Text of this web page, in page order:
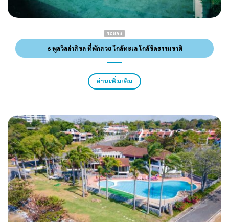
ระยอง
6 พูลวิลล่าสิชล ที่พักสวย ใกล้ทะเล ใกล้ชิดธรรมชาติ
อ่านเพิ่มเติม